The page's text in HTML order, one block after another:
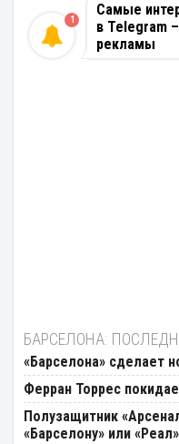
Самые
в Telegram
рекламы
1
БАРСЕЛОНА:
«Барселона» сделает
Ферран Торрес
Полузащитник
«Барселону» или «Реал»